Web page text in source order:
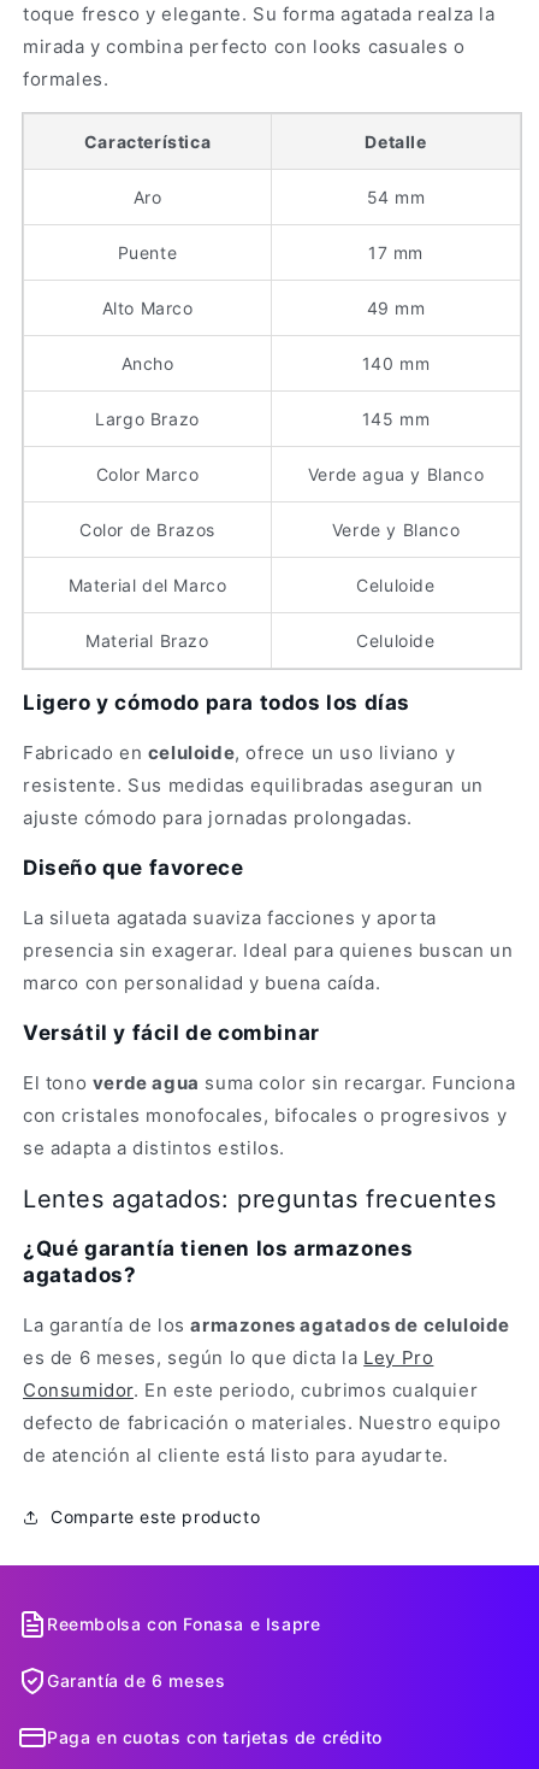
toque fresco y elegante. Su forma agatada realza la
mirada y combina perfecto con looks casuales o
formales.
Característica Detalle
Aro 54 mm
Puente 17 mm
Alto Marco 49 mm
Ancho 140 mm
Largo Brazo 145 mm
Color Marco Verde agua y Blanco
Color de Brazos Verde y Blanco
Material del Marco Celuloide
Material Brazo Celuloide
Ligero y cómodo para todos los días
Fabricado en celuloide, ofrece un uso liviano y
resistente. Sus medidas equilibradas aseguran un
ajuste cómodo para jornadas prolongadas.
Diseño que favorece
La silueta agatada suaviza facciones y aporta
presencia sin exagerar. Ideal para quienes buscan un
marco con personalidad y buena caída.
Versátil y fácil de combinar
El tono verde agua suma color sin recargar. Funciona
con cristales monofocales, bifocales o progresivos y
se adapta a distintos estilos.
Lentes agatados: preguntas frecuentes
¿Qué garantía tienen los armazones
agatados?
La garantía de losarmazones agatados de celuloide
es de 6 meses, según lo que dicta la Ley Pro
Consumidor. En este periodo, cubrimos cualquier
defecto de fabricación o materiales. Nuestro equipo
de atención al cliente está listo para ayudarte.
Comparte este producto
Reembolsa con Fonasa e Isapre
Garantía de 6 meses
Paga en cuotas con tarjetas de crédito